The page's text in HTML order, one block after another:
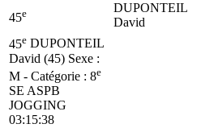
45e
DUPONTEIL
David
45e DUPONTEIL
David (45) Sexe :
M - Catégorie : 8e
SE ASPB
JOGGING
03:15:38